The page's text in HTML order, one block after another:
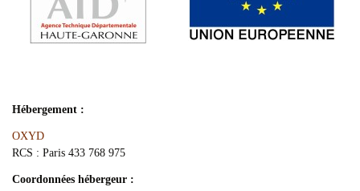
Hébergement :
OXYD
RCS : Paris 433 768 975
Coordonnées hébergeur :